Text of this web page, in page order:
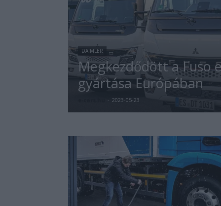
DAIMLER
Megkezdődött a Fuso
gyártása Európában
- 2023-05-23